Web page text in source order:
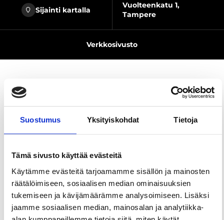
Suostumus Yksityiskohdat Tietoja
Tämä sivusto käyttää evästeitä
Käytämme evästeitä tarjoamamme sisällön ja mainosten
räätälöimiseen, sosiaalisen median ominaisuuksien
tukemiseen ja kävijämäärämme analysoimiseen. Lisäksi
jaamme sosiaalisen median, mainosalan ja analytiikka-
Sijainti kartalla
Vuolteenkatu 1,
Tampere
Verkkosivusto
Jaa sivu
Hohtogolf West Coast on ensimmäinen laatuaan
tehosteilla varustellut hohtominigolfradat tarjoavat
upean elämyksen illanviettoon, treffeille,
kaveriporukoille, yritysryhmille, polttariryhmille,
pikkujouluihin, synttäreihin sekä perheille. Meille
voit tulla viettämään hauskaa vapaa-aikaa vaikka